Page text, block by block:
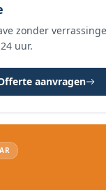
zonder
uur.
aanvragen